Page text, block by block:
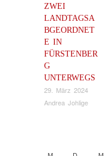
ZWEI
LANDTAGSA
BGEORDNET
E IN
FÜRSTENBER
G
UNTERWEGS
29. März 2024
Andrea Johlige